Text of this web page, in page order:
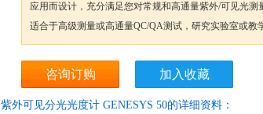
应用而设计，充分满足您对常规和高通量紫外/可见光测
适合于高级测量或高通量QC/QA测试，研究实验室或教
咨询订购 加入收藏
紫外可见分光光度计 GENESYS 50的详细资料：